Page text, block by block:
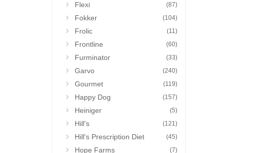
Flexi (87)
Fokker (104)
Frolic (11)
Frontline (60)
Furminator (33)
Garvo (240)
Gourmet (119)
Happy Dog (157)
Heiniger (5)
Hill's (121)
Hill's Prescription Diet (45)
Hope Farms (7)